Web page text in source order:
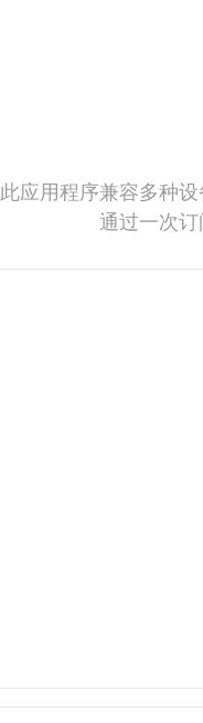
此应用程序兼容多种
通过一次